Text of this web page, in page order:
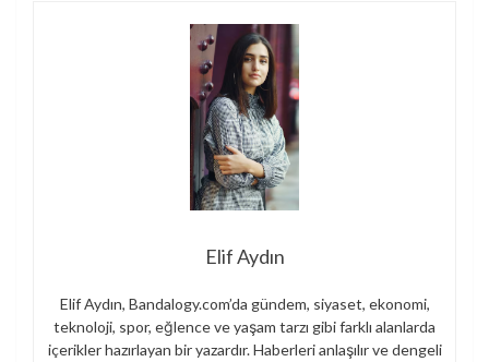
Elif Aydın
Elif Aydın, Bandalogy.com’da gündem, siyaset, ekonomi,
teknoloji, spor, eğlence ve yaşam tarzı gibi farklı alanlarda
içerikler hazırlayan bir yazardır. Haberleri anlaşılır ve dengeli